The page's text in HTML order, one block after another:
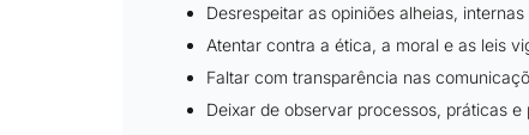
Desrespeitar as opiniões alheias,
Atentar contra a ética, a moral e as leis
Faltar com transparência nas
Deixar de observar processos, práticas